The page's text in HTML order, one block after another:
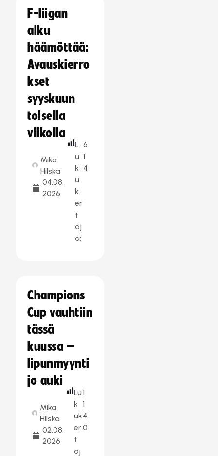
F-liigan
alku
häämöttää:
Avauskierro
kset
syyskuun
toisella
viikolla
Mika
Hilska
04.08.
2026
L
u
k
u
k
er
t
oj
a:
6
1
4
Champions
Cup vauhtiin
tässä
kuussa –
lipunmyynti
jo auki
Mika
Hilska
02.08.
2026
Lu
k
uk
er
t
oj
1
1
4
0